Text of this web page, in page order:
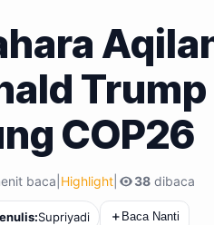
COP26
baca Highlight 38 dibaca
Supriyadi ＋ Baca Nanti